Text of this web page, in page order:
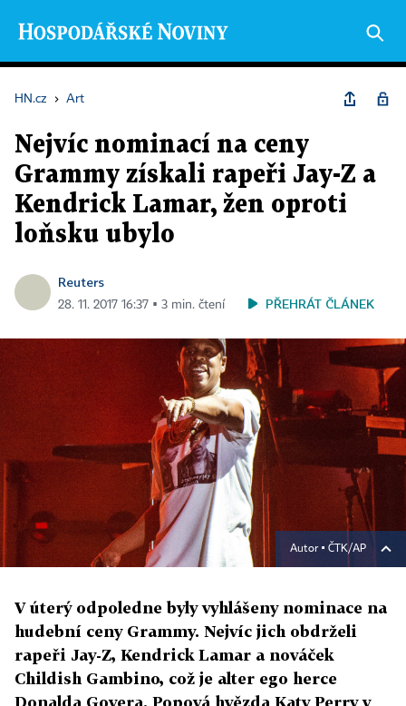
HN.cz › Art
Nejvíc nominací na ceny
Grammy získali rapeři Jay-Z a
Kendrick Lamar, žen oproti
loňsku ubylo
Reuters
28. 11. 2017 16:37 ▪ 3 min. čtení PŘEHRÁT ČLÁNEK
Autor ▪ ČTK/AP
V úterý odpoledne byly vyhlášeny nominace na
hudební ceny Grammy. Nejvíc jich obdrželi
rapeři Jay-Z, Kendrick Lamar a nováček
Childish Gambino, což je alter ego herce
Donalda Govera. Popová hvězda Katy Perry v